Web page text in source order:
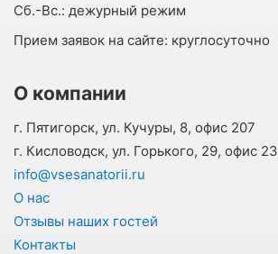
Cб.-Вс.: дежурный режим
Прием заявок на сайте: круглосуточно
О компании
г. Пятигорск, ул. Кучуры, 8, офис 207
г. Кисловодск, ул. Горького, 29, офис 23
info@vsesanatorii.ru
О нас
Отзывы наших гостей
Контакты